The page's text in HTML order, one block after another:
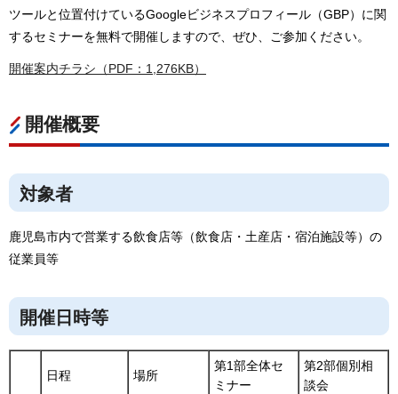
ツールと位置付けているGoogleビジネスプロフィール（GBP）に関
するセミナーを無料で開催しますので、ぜひ、ご参加ください。
開催案内チラシ（PDF：1,276KB）
開催概要
対象者
鹿児島市内で営業する飲食店等（飲食店・土産店・宿泊施設等）の
従業員等
開催日時等
日程 場所
第1部全体セ
ミナー
第2部個別相
談会